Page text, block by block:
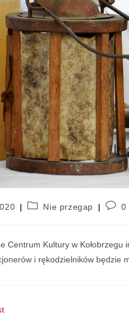
Nie przegap 0
Centrum Kultury w
i rękodzielników będzie